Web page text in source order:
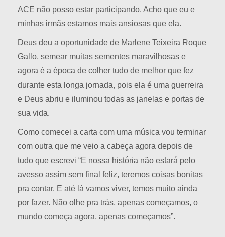
ACE não posso estar participando. Acho que eu e
minhas irmãs estamos mais ansiosas que ela.
Deus deu a oportunidade de Marlene Teixeira Roque
Gallo, semear muitas sementes maravilhosas e
agora é a época de colher tudo de melhor que fez
durante esta longa jornada, pois ela é uma guerreira
e Deus abriu e iluminou todas as janelas e portas de
sua vida.
Como comecei a carta com uma música vou terminar
com outra que me veio a cabeça agora depois de
tudo que escrevi “E nossa história não estará pelo
avesso assim sem final feliz, teremos coisas bonitas
pra contar. E até lá vamos viver, temos muito ainda
por fazer. Não olhe pra trás, apenas começamos, o
mundo começa agora, apenas começamos”.